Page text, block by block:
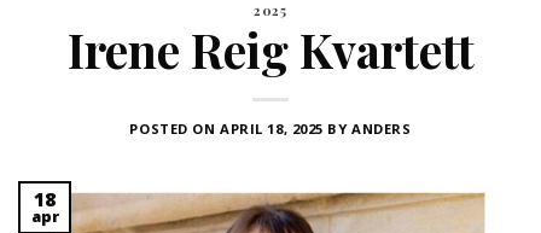
2025
Irene Reig Kvartett
POSTED ONAPRIL 18, 2025 BYANDERS
18
apr